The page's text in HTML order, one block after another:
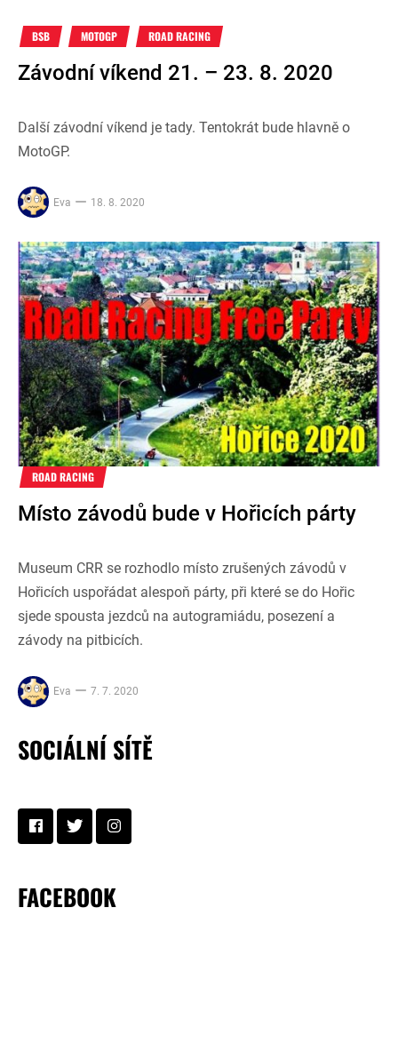
BSB MOTOGP ROAD RACING
Závodní víkend 21. – 23. 8. 2020
Další závodní víkend je tady. Tentokrát bude hlavně o
MotoGP.
Eva 18. 8. 2020
ROAD RACING
Místo závodů bude v Hořicích párty
Museum CRR se rozhodlo místo zrušených závodů v
Hořicích uspořádat alespoň párty, při které se do Hořic
sjede spousta jezdců na autogramiádu, posezení a
závody na pitbicích.
Eva 7. 7. 2020
SOCIÁLNÍ SÍTĚ
FACEBOOK